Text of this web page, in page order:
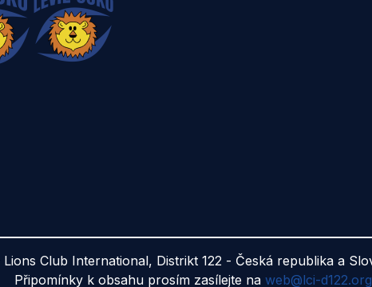
Lions Club International, Distrikt 122 - Česká republika a
Připomínky k obsahu prosím zasílejte na web@lci-d122.org